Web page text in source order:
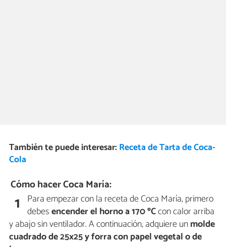
También te puede interesar: Receta de Tarta de Coca-
Cola
Cómo hacer Coca María:
1 Para empezar con la receta de Coca María, primero
debesencender el horno a 170 ºCcon calor arriba
y abajo sin ventilador. A continuación, adquiere unmolde
cuadrado de 25x25 y forra con papel vegetal o de